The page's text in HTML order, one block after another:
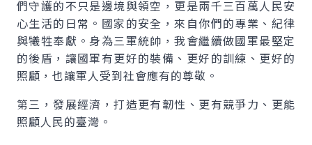
們守護的不只是邊境與領空，更是兩千三百萬人民安
心生活的日常。國家的安全，來自你們的專業、紀律
與犧牲奉獻。身為三軍統帥，我會繼續做國軍最堅定
的後盾，讓國軍有更好的裝備、更好的訓練、更好的
照顧，也讓軍人受到社會應有的尊敬。
第三，發展經濟，打造更有韌性、更有競爭力、更能
照顧人民的臺灣。